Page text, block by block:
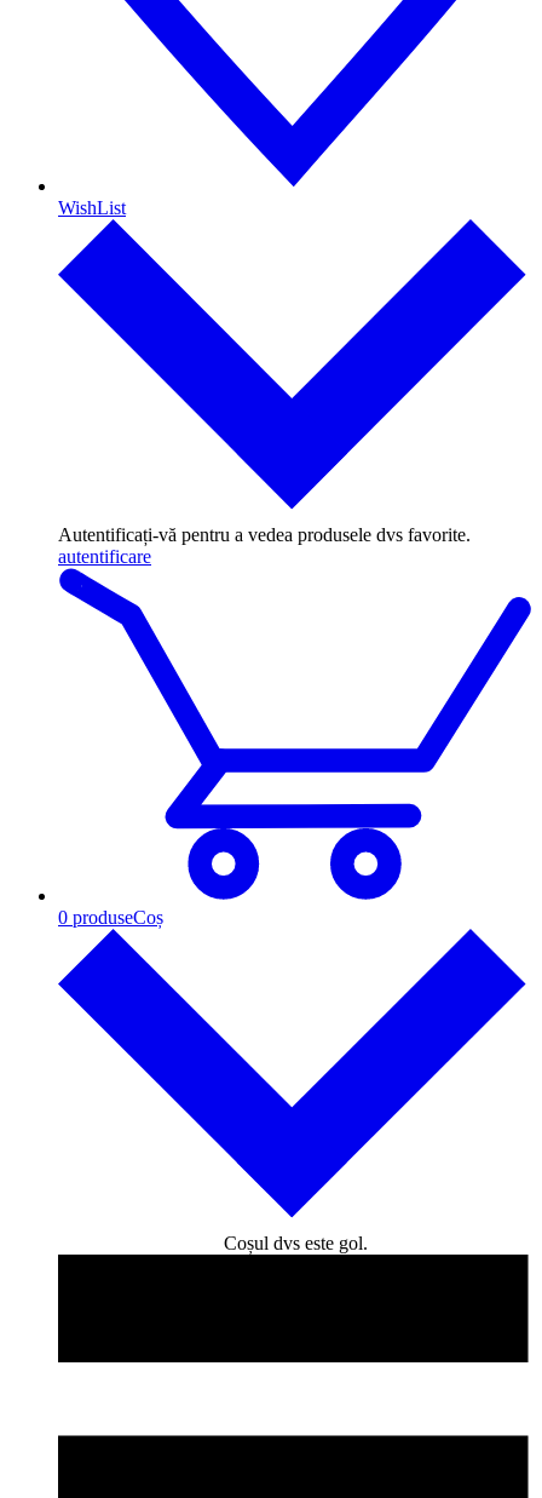
WishList
Autentificați-vă pentru a vedea produsele dvs favorite.
autentificare
0 produseCoș
Coșul dvs este gol.